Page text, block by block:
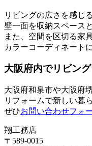
リビングの広さを感じ
壁一面を収納スペース
また、空間を区切る家
カラーコーディネート
大阪府内でリビン
大阪府和泉市や大阪府
リフォームで新しい暮
ぜひお問い合わせフォ
翔工務店
〒589-0015